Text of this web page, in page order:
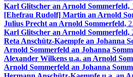
Karl Glitscher an Arnold Sommerfeld,
[Ehefrau Rudolf] Martin an Arnold
Julius Precht an Arnold Sommerfeld,
Karl Glitscher an Arnold Sommerfeld,
Reta Anschütz-Kaempfe an Johanna
Arnold Sommerfeld an Johanna
Alexander Wilkens u.a. an Arnold
Arnold Sommerfeld an Johanna